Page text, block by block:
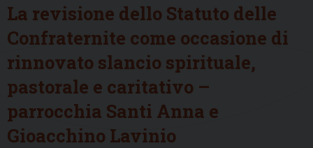
La revisione dello Statuto delle
Confraternite come occasione di
rinnovato slancio spirituale,
pastorale e caritativo –
parrocchia Santi Anna e
Gioacchino Lavinio